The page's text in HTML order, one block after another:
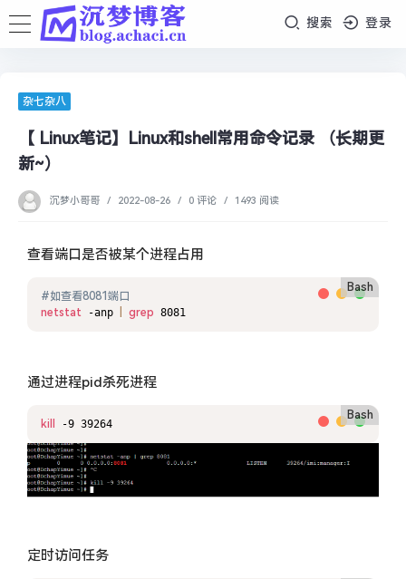
搜索 登录
杂七杂八
【 Linux笔记】Linux和shell常用命令记录 （长期更
新~）
沉梦小哥哥 / 2022-08-26 / 0 评论 / 1493 阅读
查看端口是否被某个进程占用
Bash
#如查看8081端口
netstat -anp grep 8081
通过进程pid杀死进程
Bash
kill -9 39264
定时访问任务